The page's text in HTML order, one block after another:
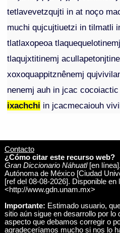
tetlavevetzqujti in at noço
muchi qujcujtiuetzi in tilmatli
tlatlaxopeoa
tlaqujxtitinemj
xoxoquappitznênemj
nenemj auh in jcac
ixachchi in jcacmecaiouh
Contacto
¿Cómo citar este recurso web?
Gran Diccionario Náhuatl[en
Autónoma de México [Ciudad
[ref del 08-08-2026]. Disponible en
<http://www.gdn.unam.mx>
Importante: Estimado usuario,
sitio aún sigue en desarrollo por lo
aspecto que debamos corregir o
agradeceríamos mucho si nos lo